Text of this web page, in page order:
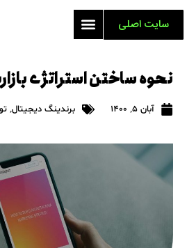
سایت اصلی
نحوه ساختن استراتژی
آبان 5, 1400 برندینگ دیجیتال,